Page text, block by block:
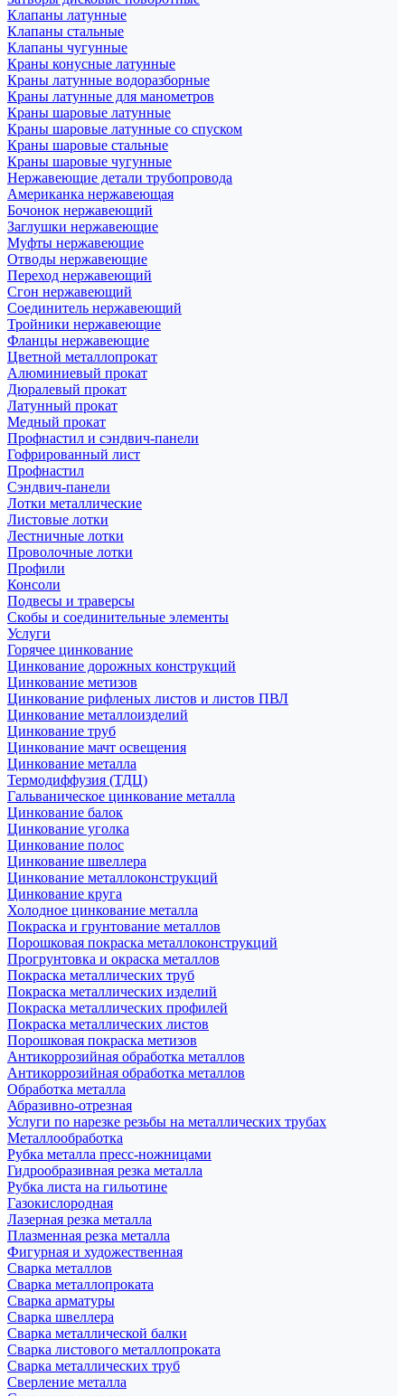
Клапаны латунные
Клапаны стальные
Клапаны чугунные
Краны конусные латунные
Краны латунные водоразборные
Краны латунные для манометров
Краны шаровые латунные
Краны шаровые латунные со спуском
Краны шаровые стальные
Краны шаровые чугунные
Нержавеющие детали трубопровода
Американка нержавеющая
Бочонок нержавеющий
Заглушки нержавеющие
Муфты нержавеющие
Отводы нержавеющие
Переход нержавеющий
Сгон нержавеющий
Соединитель нержавеющий
Тройники нержавеющие
Фланцы нержавеющие
Цветной металлопрокат
Алюминиевый прокат
Дюралевый прокат
Латунный прокат
Медный прокат
Профнастил и сэндвич-панели
Гофрированный лист
Профнастил
Сэндвич-панели
Лотки металлические
Листовые лотки
Лестничные лотки
Проволочные лотки
Профили
Консоли
Подвесы и траверсы
Скобы и соединительные элементы
Услуги
Горячее цинкование
Цинкование дорожных конструкций
Цинкование метизов
Цинкование рифленых листов и листов ПВЛ
Цинкование металлоизделий
Цинкование труб
Цинкование мачт освещения
Цинкование металла
Термодиффузия (ТДЦ)
Гальваническое цинкование металла
Цинкование балок
Цинкование уголка
Цинкование полос
Цинкование швеллера
Цинкование металлоконструкций
Цинкование круга
Холодное цинкование металла
Покраска и грунтование металлов
Порошковая покраска металлоконструкций
Прогрунтовка и окраска металлов
Покраска металлических труб
Покраска металлических изделий
Покраска металлических профилей
Покраска металлических листов
Порошковая покраска метизов
Антикоррозийная обработка металлов
Антикоррозийная обработка металлов
Обработка металла
Абразивно-отрезная
Услуги по нарезке резьбы на металлических трубах
Металлообработка
Рубка металла пресс-ножницами
Гидрообразивная резка металла
Рубка листа на гильотине
Газокислородная
Лазерная резка металла
Плазменная резка металла
Фигурная и художественная
Сварка металлов
Сварка металлопроката
Сварка арматуры
Сварка швеллера
Сварка металлической балки
Сварка листового металлопроката
Сварка металлических труб
Сверление металла